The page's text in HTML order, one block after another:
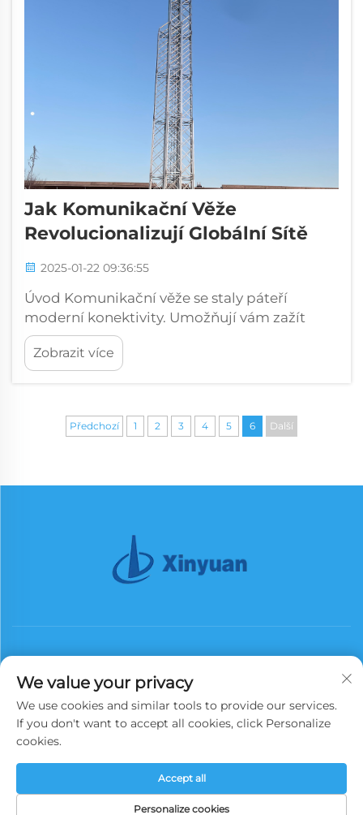
Jak Komunikační Věže
Revolucionalizují Globální Sítě
2025-01-22 09:36:55
Úvod Komunikační věže se staly páteří
moderní konektivity. Umožňují vám zažít
rychlejší internetové připojení a
nepřerušovanou komunikaci. Tyto věže
zajišťují spolehlivý přenos signálu, i v
Zobrazit více
Předchozí 1 2 3 4 5 6 Další
Přihlásit se k odběru
Copyright © 2026 China Xinyuan Iron Tower Group Co., Ltd. Všechna
Zásady ochrany soukromí
We value your privacy
We use cookies and similar tools to provide our services.
If you don't want to accept all cookies, click Personalize
cookies.
Personalize cookies
Accept all